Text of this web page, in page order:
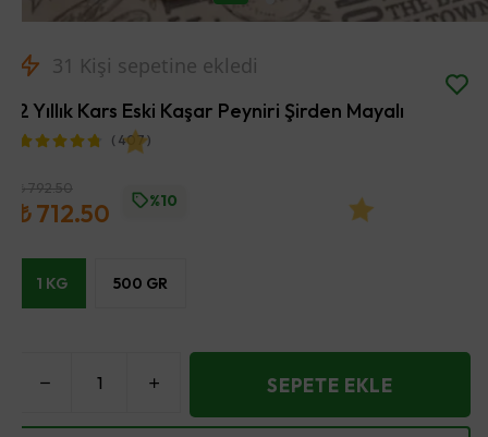
31 Kişi sepetine ekledi
2 Yıllık Kars Eski Kaşar Peyniri Şirden Mayalı
( 407 )
₺ 792.50
₺ 712.50 %10
1 KG 500 GR
SEPETE EKLE